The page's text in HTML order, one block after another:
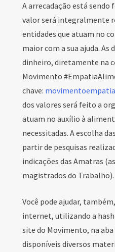
A arrecadação está sendo
valor será integralmente
entidades que atuam no
maior com a sua ajuda. As
dinheiro, diretamente na
Movimento
chave:
dos valores será feito a
atuam no auxílio à
necessitadas. A escolha
partir de pesquisas
indicações das Amatras
magistrados do Trabalho).
Você pode ajudar,
internet, utilizando a
site do Movimento, na aba
disponíveis diversos